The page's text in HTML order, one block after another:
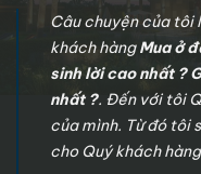
Câu chuyện của tôi
khách hàngMua ở
sinh lời cao nhất ?
nhất ?. Đến với tôi
của mình. Từ đó tôi
cho Quý khách